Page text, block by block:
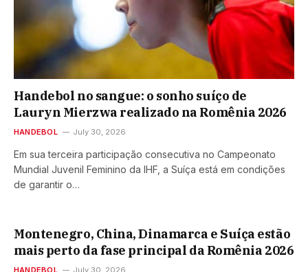
Handebol no sangue: o sonho suíço de
Lauryn Mierzwa realizado na Romênia 2026
HANDEBOL July 30, 2026
Em sua terceira participação consecutiva no Campeonato
Mundial Juvenil Feminino da IHF, a Suíça está em condições
de garantir o…
Montenegro, China, Dinamarca e Suíça estão
mais perto da fase principal da Romênia 2026